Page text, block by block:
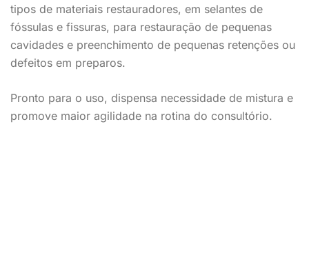
tipos de materiais restauradores, em selantes de
fóssulas e fissuras, para restauração de pequenas
cavidades e preenchimento de pequenas retenções ou
defeitos em preparos.
Pronto para o uso, dispensa necessidade de mistura e
promove maior agilidade na rotina do consultório.